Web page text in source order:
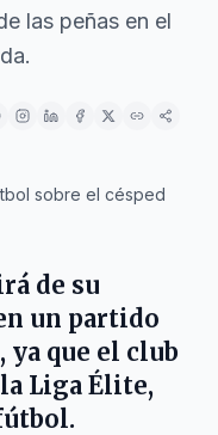
las peñas en el
sobre el césped
de su
un partido
ya que el club
Liga Élite,